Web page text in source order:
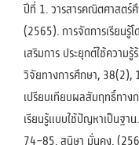
ปีที่ 1. วารสารคณิตศาสตร์
(2565). การจัดการเรียนรู้
เสริมการ ประยุกต์ใช้ความ
วิจัยทางการศึกษา, 38(2),
เปรียบเทียบผลสัมฤทธิ์ทาง
เรียนรู้แบบใช้ปัญหาเป็นฐา
74–85. สุนิษา มั่นคง.